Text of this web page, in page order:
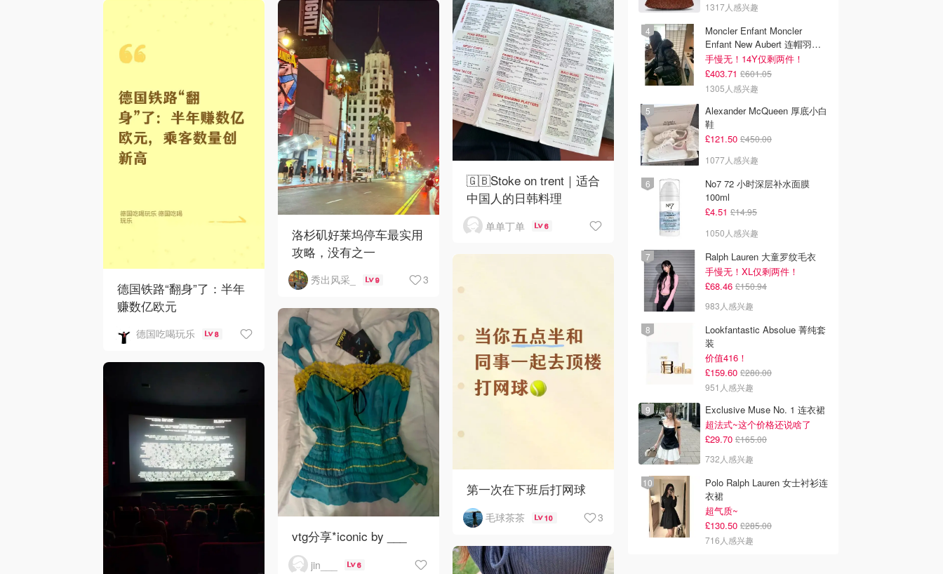
🇬🇧Stoke on trent｜适合
中国人的日韩料理
单单丁单 6
德国铁路“翻身”了：半年
赚数亿欧元
德国吃喝玩乐 8
洛杉矶好莱坞停车最实用
攻略，没有之一
秀出风采_ 9 3
第一次在下班后打网球
毛球茶茶 10 3
vtg分享*iconic by ___
jin___ 6
1317人感兴趣
Moncler Enfant Moncler
Enfant New Aubert 连帽羽绒
服
手慢无！14Y仅剩两件！
£403.71 £601.05
1305人感兴趣
Alexander McQueen 厚底小白
鞋
£121.50 £450.00
1077人感兴趣
No7 72 小时深层补水面膜
100ml
£4.51 £14.95
1050人感兴趣
Ralph Lauren 大童罗纹毛衣
手慢无！XL仅剩两件！
£68.46 £150.94
983人感兴趣
Lookfantastic Absolue 菁纯套
装
价值416！
£159.60 £280.00
951人感兴趣
Exclusive Muse No. 1 连衣裙
超法式~这个价格还说啥了
£29.70 £165.00
732人感兴趣
Polo Ralph Lauren 女士衬衫连
衣裙
超气质~
£130.50 £285.00
716人感兴趣